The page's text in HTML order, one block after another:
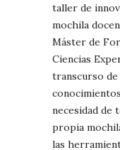
taller de
mochila
Máster de
Ciencias
transcurso
necesidad de
propia
las